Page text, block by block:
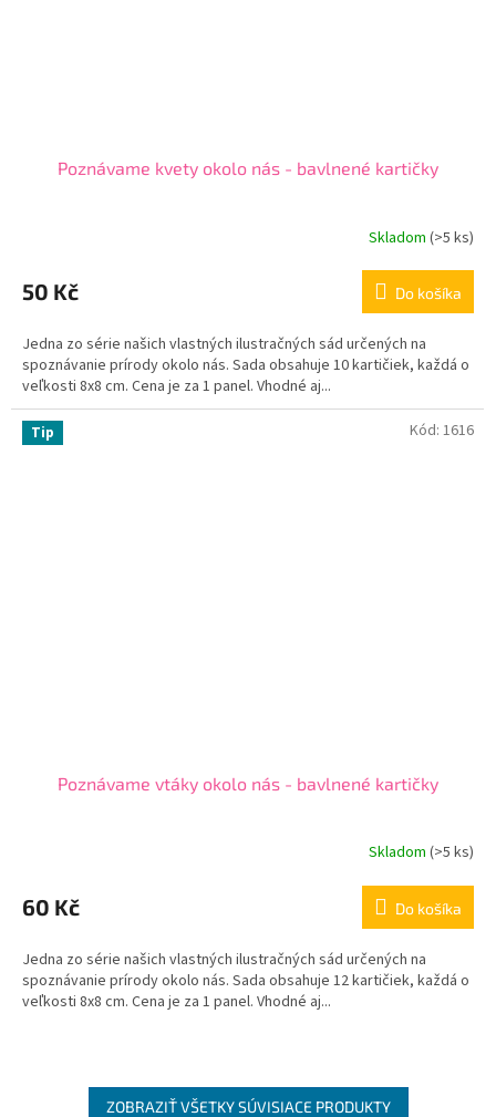
Poznávame kvety okolo nás - bavlnené kartičky
Skladom (>5 ks)
50 Kč Do košíka
Jedna zo série našich vlastných ilustračných sád určených na
spoznávanie prírody okolo nás. Sada obsahuje 10 kartičiek, každá o
veľkosti 8x8 cm. Cena je za 1 panel. Vhodné aj...
Tip
Poznávame vtáky okolo nás - bavlnené kartičky
Skladom (>5 ks)
60 Kč Do košíka
Jedna zo série našich vlastných ilustračných sád určených na
spoznávanie prírody okolo nás. Sada obsahuje 12 kartičiek, každá o
veľkosti 8x8 cm. Cena je za 1 panel. Vhodné aj...
Kód: 1616
ZOBRAZIŤ VŠETKY SÚVISIACE PRODUKTY